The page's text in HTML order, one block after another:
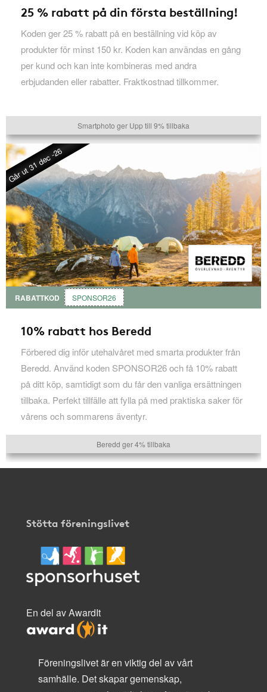
25 % rabatt på din första beställning!
Koden ger 25 % rabatt på en beställning vid köp av
produkter för minst 150 kr. Koden kan användas en gång
per kund och kan inte kombineras med andra
erbjudanden eller rabatter. Fraktkostnad tillkommer.
Smartphoto ger Upp till 9% tillbaka
Går ut 31 dec -26
RABATTKOD SPONSOR26
10% rabatt hos Beredd
Förbered dig inför utehalvåret med smarta produkter från
Beredd. Använd koden SPONSOR26 och få 10% rabatt
på ditt köp, samtidigt som du får den vanliga ersättningen
tillbaka. Perfekt tillfälle att fylla på med praktiska saker för
vårens och sommarens äventyr.
Beredd ger 4% tillbaka
Stötta föreningslivet
En del av AwardIt
Föreningslivet är en viktig del av vårt
samhälle. Det skapar gemenskap,